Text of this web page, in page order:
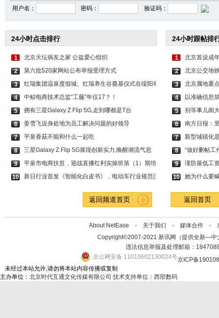
用户名： 密码： 验证码：
24小时点击排行
1
北京天坛病友之家 公益爱心组织
2
第六批520家网站公布举报受理方式
3
红瑞集团温泉度假城、红瑞养生谷奠基仪式在绥阳举
4
中鲸电商技术总监“工藤”年仅17？！
5
拥有三星Galaxy Z Flip 5G,走到哪都是T台
6
姜雪飞设身处地为员工解决问题的好领导
7
平泉香菇不能和什么一起吃
8
三星Galaxy Z Flip 5G展现创新实力,唤醒潮流气息
9
平泉市电商扶贫，迎战直播红利实操班第（1）期培
10
新日行业首发《智能化白皮书》，电动车行业规范已
24小时跟帖排
1
北京首设成
2
北京公交地
3
北京属地重
4
以准确信息
5
别等事儿闹
6
南方日报：
7
新型城镇化
8
“做好删帖工
9
谨防最低工
10
她为什么要
返回频道首页 返回首页
About NetEase - 关于我们 - 媒体合作 -
Copyright©2007-2021 新讯网（提供全新—中
违法信息举报及处理邮箱：
京公网安备 11010602130024号京ICP备
未经过本站允许,请勿将本站内容传播或复制
主办单位： 北京时代互通文化传媒有限公司 技术支持单位：西部数码